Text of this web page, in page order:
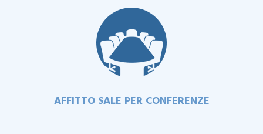
AFFITTO SALE PER CONFERENZE